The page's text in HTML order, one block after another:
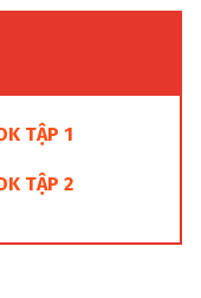
TẬP 1
TẬP 2